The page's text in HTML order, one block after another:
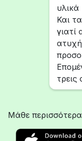
Και
γιατί
τρεις
Μάθε